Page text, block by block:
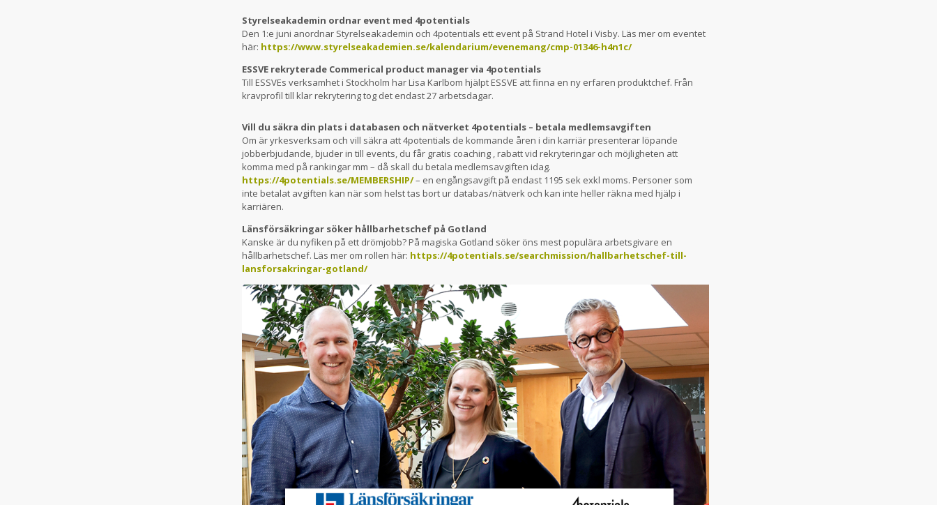
Styrelseakademin ordnar event med 4potentials
Den 1:e juni anordnar Styrelseakademin och 4potentials ett event på Strand Hotel i Visby. Läs mer om eventet
här: https://www.styrelseakademien.se/kalendarium/evenemang/cmp-01346-h4n1c/
ESSVE rekryterade Commerical product manager via 4potentials
Till ESSVEs verksamhet i Stockholm har Lisa Karlbom hjälpt ESSVE att finna en ny erfaren produktchef. Från
kravprofil till klar rekrytering tog det endast 27 arbetsdagar.
Vill du säkra din plats i databasen och nätverket 4potentials – betala medlemsavgiften
Om är yrkesverksam och vill säkra att 4potentials de kommande åren i din karriär presenterar löpande
jobberbjudande, bjuder in till events, du får gratis coaching , rabatt vid rekryteringar och möjligheten att
komma med på rankingar mm – då skall du betala medlemsavgiften idag.
https://4potentials.se/MEMBERSHIP/– en engångsavgift på endast 1195 sek exkl moms. Personer som
inte betalat avgiften kan när som helst tas bort ur databas/nätverk och kan inte heller räkna med hjälp i
karriären.
Länsförsäkringar söker hållbarhetschef på Gotland
Kanske är du nyfiken på ett drömjobb? På magiska Gotland söker öns mest populära arbetsgivare en
hållbarhetschef. Läs mer om rollen här: https://4potentials.se/searchmission/hallbarhetschef-till-
lansforsakringar-gotland/